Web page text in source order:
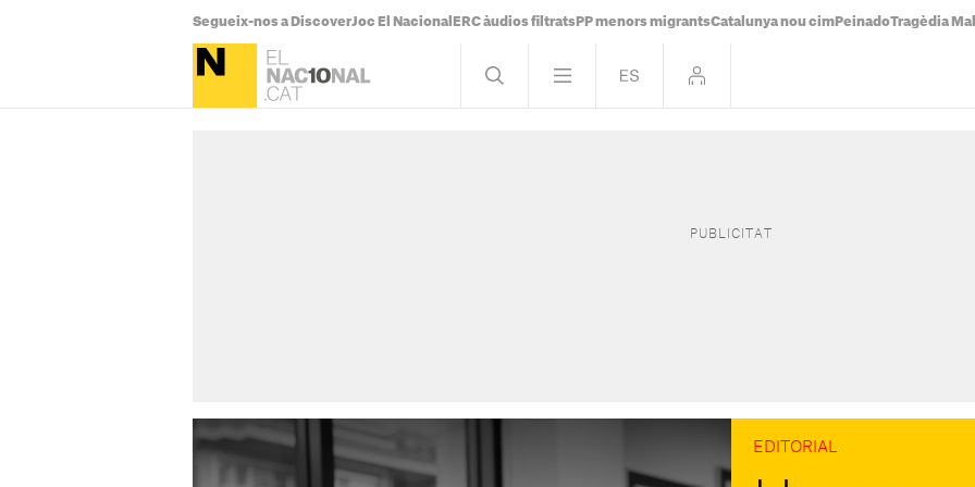
Segueix-nos a DiscoverJoc El Nacional ERC àudios filtrats PP menors migrantsCatalunya nou cim PeinadoTragèdia
EDITORIAL